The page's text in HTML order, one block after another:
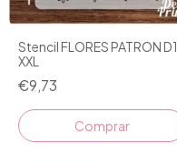
Stencil FLORES PATRON D1
XXL
€9,73